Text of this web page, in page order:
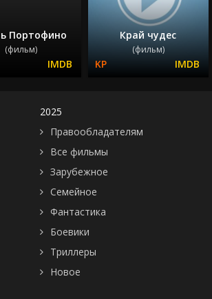
Портофино
(фильм)
Край чудес
(фильм)
2025
Правообладателям
Все фильмы
Зарубежное
Семейное
Фантастика
Боевики
Триллеры
Новое